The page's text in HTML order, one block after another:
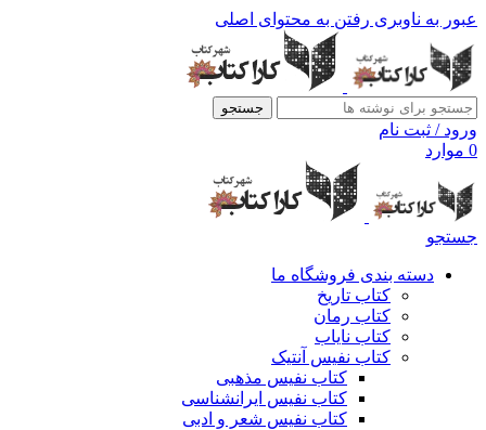
عبور به ناوبری رفتن به محتوای اصلی
جستجو
ورود / ثبت نام
0 موارد
جستجو
دسته بندی فروشگاه ما
کتاب تاریخ
کتاب رمان
کتاب نایاب
کتاب نفیس آنتیک
کتاب نفیس مذهبی
کتاب نفیس ایرانشناسی
کتاب نفیس شعر و ادبی